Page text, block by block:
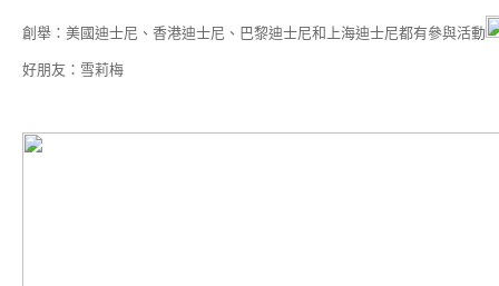
創舉：美國迪士尼、香港迪士尼、巴黎迪士尼和上海迪士尼都有參與活動
好朋友：雪莉梅